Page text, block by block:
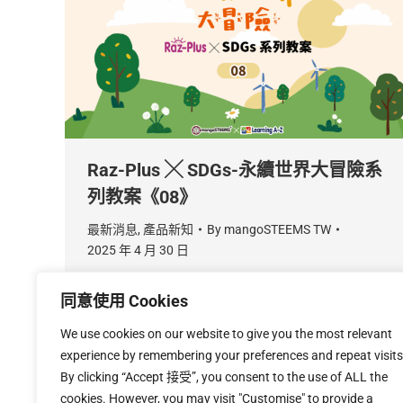
同意使用 Cookies
We use cookies on our website to give you the most relevant
experience by remembering your preferences and repeat
By clicking “Accept 接受”, you consent to the use of ALL the
cookies. However, you may visit "Customise" to provide a
Raz-Plus ╳ SDGs-永續世界大冒險系
列教案《08》
最新消息, 產品新知 By mangoSTEEMS TW
2025 年 4 月 30 日
目標 (SDGs) 」的參考教案來了！這次的內容是
SDG 03 和 SDG 17。除了希望能提高學生對
SDGs 的認識外，同時也能透過相對應的繪本故
事、和特別設計的大富翁桌遊「永續世界大冒
險」，促進學生的英語讀寫能力及批判性思考。